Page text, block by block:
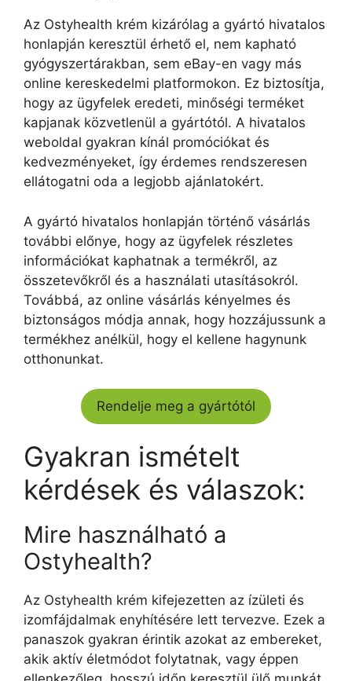
Az Ostyhealth krém kizárólag a gyártó hivatalos
honlapján keresztül érhető el, nem kapható
gyógyszertárakban, sem eBay-en vagy más
online kereskedelmi platformokon. Ez biztosítja,
hogy az ügyfelek eredeti, minőségi terméket
kapjanak közvetlenül a gyártótól. A hivatalos
weboldal gyakran kínál promóciókat és
kedvezményeket, így érdemes rendszeresen
ellátogatni oda a legjobb ajánlatokért.
A gyártó hivatalos honlapján történő vásárlás
további előnye, hogy az ügyfelek részletes
információkat kaphatnak a termékről, az
összetevőkről és a használati utasításokról.
Továbbá, az online vásárlás kényelmes és
biztonságos módja annak, hogy hozzájussunk a
termékhez anélkül, hogy el kellene hagynunk
otthonunkat.
Rendelje meg a gyártótól
Gyakran ismételt
kérdések és válaszok:
Mire használható a
Ostyhealth?
Az Ostyhealth krém kifejezetten az ízületi és
izomfájdalmak enyhítésére lett tervezve. Ezek a
panaszok gyakran érintik azokat az embereket,
akik aktív életmódot folytatnak, vagy éppen